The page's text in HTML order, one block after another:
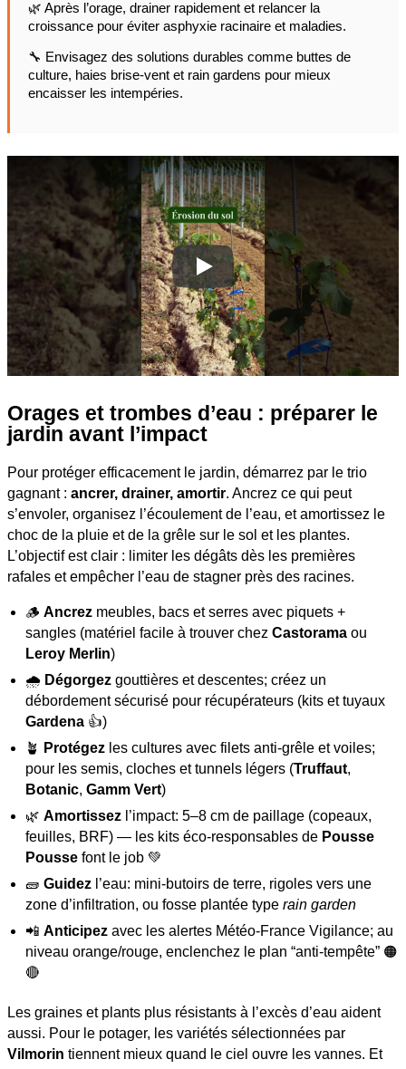
🌿 Après l’orage, drainer rapidement et relancer la
croissance pour éviter asphyxie racinaire et maladies.
🔧 Envisagez des solutions durables comme buttes de
culture, haies brise-vent et rain gardens pour mieux
encaisser les intempéries.
Orages et trombes d’eau : préparer le
jardin avant l’impact
Pour protéger efficacement le jardin, démarrez par le trio
gagnant : ancrer, drainer, amortir. Ancrez ce qui peut
s’envoler, organisez l’écoulement de l’eau, et amortissez le
choc de la pluie et de la grêle sur le sol et les plantes.
L’objectif est clair : limiter les dégâts dès les premières
rafales et empêcher l’eau de stagner près des racines.
🪵 Ancrez meubles, bacs et serres avec piquets +
sangles (matériel facile à trouver chez Castorama ou
Leroy Merlin)
🌧️ Dégorgez gouttières et descentes; créez un
débordement sécurisé pour récupérateurs (kits et tuyaux
Gardena 👍)
🪴
Protégez les cultures avec filets anti-grêle et voiles;
pour les semis, cloches et tunnels légers (Truffaut,
Botanic, Gamm Vert)
🌿 Amortissez l’impact: 5–8 cm de paillage (copeaux,
feuilles, BRF) — les kits éco-responsables de Pousse
Pousse font le job 💚
🧱 Guidez l’eau: mini-butoirs de terre, rigoles vers une
zone d’infiltration, ou fosse plantée type rain garden
📲 Anticipez avec les alertes Météo-France Vigilance; au
niveau orange/rouge, enclenchez le plan “anti-tempête” 🟠
🔴
Les graines et plants plus résistants à l’excès d’eau aident
aussi. Pour le potager, les variétés sélectionnées par
Vilmorin tiennent mieux quand le ciel ouvre les vannes. Et